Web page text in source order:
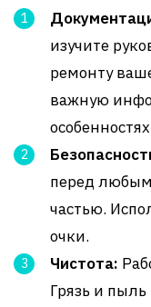
изучите
ремонту
важную
перед
частью.
очки.
Чистота:
Грязь и пыль